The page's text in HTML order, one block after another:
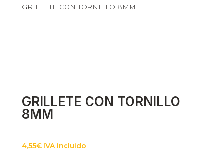
GRILLETE CON TORNILLO 8MM
GRILLETE CON TORNILLO
8MM
4,55€ IVA incluido
web.
podamos